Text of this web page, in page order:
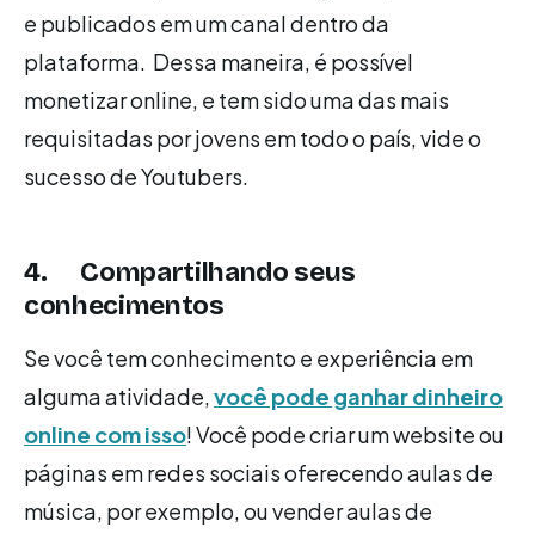
e publicados em um canal dentro da
plataforma. Dessa maneira, é possível
monetizar online, e tem sido uma das mais
requisitadas por jovens em todo o país, vide o
sucesso de Youtubers.
4. Compartilhando seus
conhecimentos
Se você tem conhecimento e experiência em
alguma atividade,você pode ganhar dinheiro
online com isso! Você pode criar um website ou
páginas em redes sociais oferecendo aulas de
música, por exemplo, ou vender aulas de